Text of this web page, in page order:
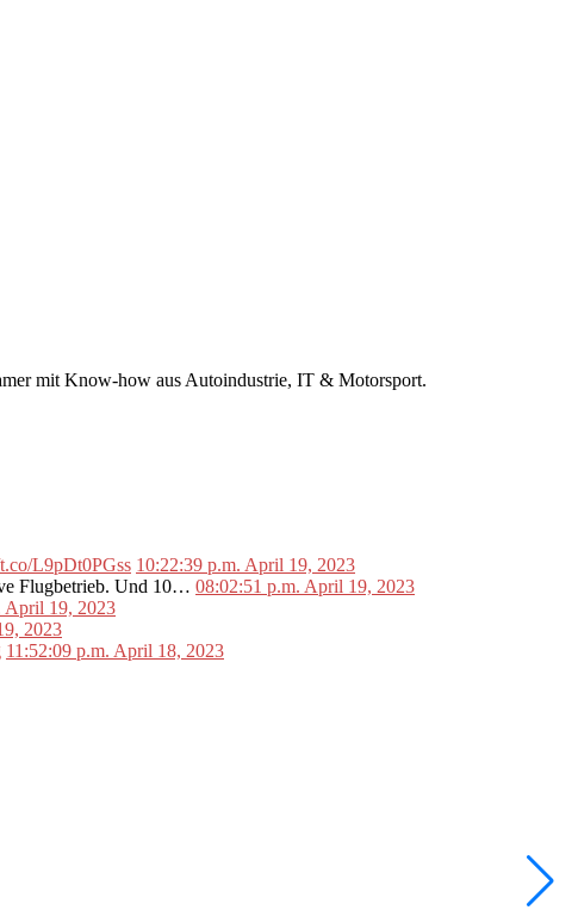
mit Know-how aus Autoindustrie, IT & Motorsport.
L9pDt0PGss 10:22:39 p.m. April 19, 2023
Flugbetrieb. Und 10… 08:02:51 p.m. April 19, 2023
April 19, 2023
2023
11:52:09 p.m. April 18, 2023